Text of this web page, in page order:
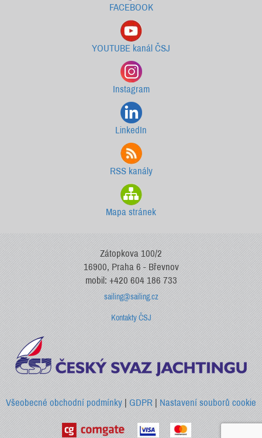
FACEBOOK
YOUTUBE kanál ČSJ
Instagram
LinkedIn
RSS kanály
Mapa stránek
Zátopkova 100/2
16900, Praha 6 - Břevnov
mobil: +420 604 186 733
sailing@sailing.cz
Kontakty ČSJ
Všeobecné obchodní podmínky| GDPR|Nastavení souborů cookie